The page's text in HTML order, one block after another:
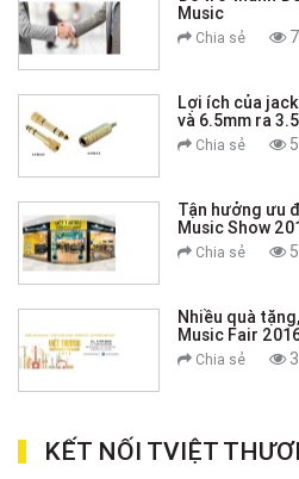
Music
Chia sẻ
Lợi ích của
và 6.5mm ra
Chia sẻ
Tận hưởng ưu
Music Show
Chia sẻ
Nhiều quà
Music Fair
Chia sẻ
KẾT NỐI TVIỆT